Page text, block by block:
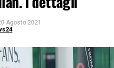
Agosto 2021